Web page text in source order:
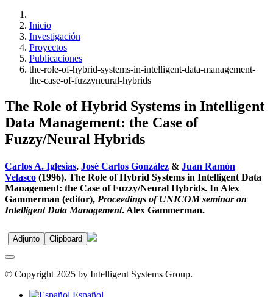
Inicio
Investigación
Proyectos
Publicaciones
the-role-of-hybrid-systems-in-intelligent-data-management-
the-case-of-fuzzyneural-hybrids
The Role of Hybrid Systems in Intelligent
Data Management: the Case of
Fuzzy/Neural Hybrids
Carlos A. Iglesias, José Carlos González & Juan Ramón
Velasco (1996). The Role of Hybrid Systems in Intelligent Data
Management: the Case of Fuzzy/Neural Hybrids. In Alex
Gammerman (editor), Proceedings of UNICOM seminar on
Intelligent Data Management. Alex Gammerman.
Adjunto Clipboard
© Copyright 2025 by Intelligent Systems Group.
Español